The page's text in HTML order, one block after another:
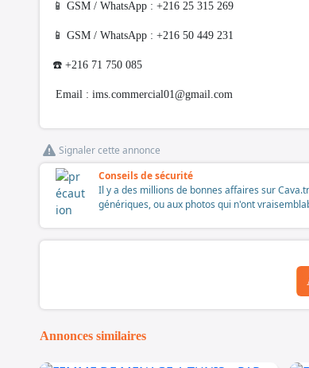
📱 GSM / WhatsApp : +216 25 315 269
📱 GSM / WhatsApp : +216 50 449 231
☎️ +216 71 750 085
Email : ims.commercial01@gmail.com
Signaler cette annonce
Conseils de sécurité
Il y a des millions de bonnes affaires sur
génériques, ou aux photos qui n'ont
Annonces similaires